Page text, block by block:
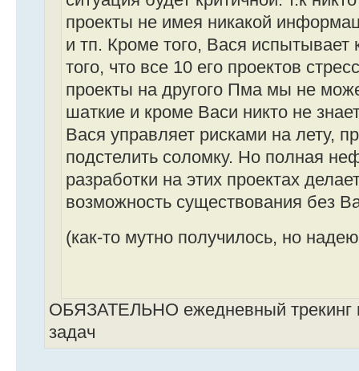
проекты не имея никакой
и тп. Кроме того, Вася испытывает
того, что все 10 его проектов
проекты на другого Пма мы не
шаткие и кроме Васи никто не
Вася управляет рисками на лету,
подстелить соломку. Но полная
разработки на этих проектах
возможность существования без
(как-то мутно получилось, но
ОБЯЗАТЕЛЬНО ежедневный трекинг
задач